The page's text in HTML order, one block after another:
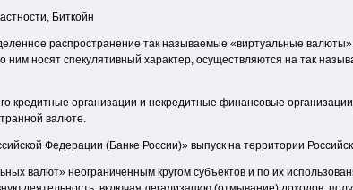
Биткойн
распространение так называемые «виртуальные
носят спекулятивный характер, осуществляются на так
кредитные организации и некредитные финансовые
валюте.
Федерации (Банке России)» выпуск на территории
валют» неограниченным кругом субъектов и по их